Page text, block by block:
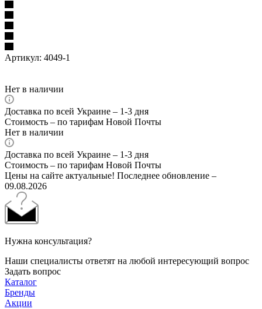
Артикул: 4049-1
Нет в наличии
Доставка по всей Украине – 1-3 дня
Стоимость – по тарифам Новой Почты
Нет в наличии
Доставка по всей Украине – 1-3 дня
Стоимость – по тарифам Новой Почты
Цены на сайте актуальные! Последнее обновление –
09.08.2026
Нужна консультация?
Наши специалисты ответят на любой интересующий вопрос
Задать вопрос
Каталог
Бренды
Акции